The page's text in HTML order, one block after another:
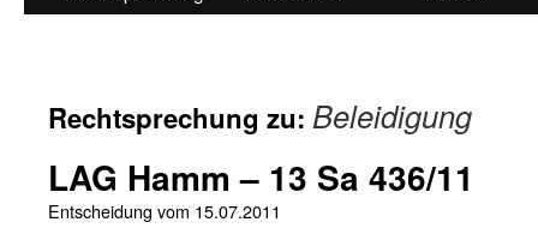
Rechtsprechung zu: Beleidigung
LAG Hamm – 13 Sa 436/11
Entscheidung vom 15.07.2011